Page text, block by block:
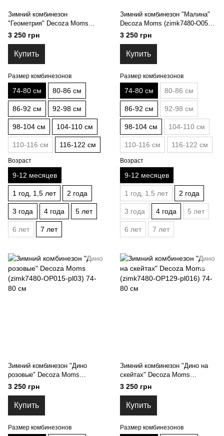
Зимний комбинезон
"Геометрия" Decoza Moms
(zimk7480-OP030-pl016) 74-80
3 250 грн
Купить
Размер комбинезонов
74-80 см 80-86 см
86-92 см 92-98 см
98-104 см 104-110 см
110-116 см 116-122 см
Возраст
9-12 месяцев
1 год, 1,5 лет 2 года
3 года 4 года 5 лет
6 лет 7 лет
Зимний комбинезон "Малина"
Decoza Moms (zimk7480-O055-
pl016) 74-80 см
3 250 грн
Купить
Размер комбинезонов
74-80 см 80-86 см
86-92 см 92-98 см
98-104 см 104-110 см
110-116 см 116-122 см
Возраст
9-12 месяцев
1 год, 1,5 лет 2 года
3 года 4 года 5 лет
6 лет 7 лет
Зимний комбинезон "Дино
розовые" Decoza Moms
(zimk7480-OP015-pl03) 74-80 см
3 250 грн
Купить
Размер комбинезонов
Зимний комбинезон "Дино на
скейтах" Decoza Moms
(zimk7480-OP129-pl016) 74-80
3 250 грн
Купить
Размер комбинезонов